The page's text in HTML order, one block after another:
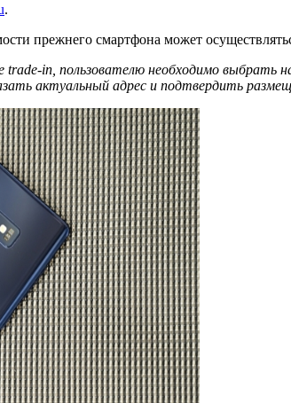
.
прежнего смартфона может
in, пользователю необходимо
актуальный адрес и подтвердить